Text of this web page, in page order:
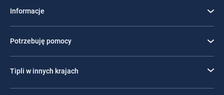
Informacje
Potrzebuję pomocy
Tipli w innych krajach